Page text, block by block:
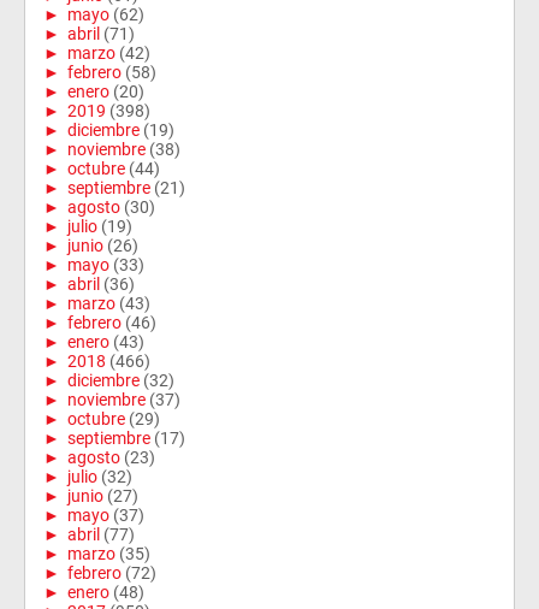
► mayo (62)
► abril (71)
► marzo (42)
► febrero (58)
► enero (20)
► 2019 (398)
► diciembre (19)
► noviembre (38)
► octubre (44)
► septiembre (21)
► agosto (30)
► julio (19)
► junio (26)
► mayo (33)
► abril (36)
► marzo (43)
► febrero (46)
► enero (43)
► 2018 (466)
► diciembre (32)
► noviembre (37)
► octubre (29)
► septiembre (17)
► agosto (23)
► julio (32)
► junio (27)
► mayo (37)
► abril (77)
► marzo (35)
► febrero (72)
► enero (48)